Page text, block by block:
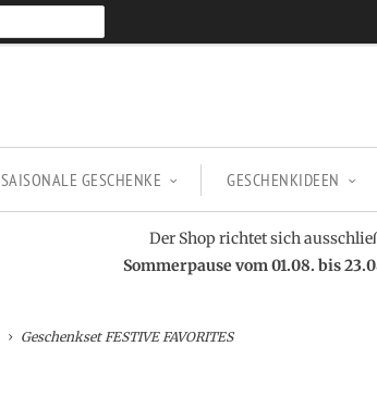
SAISONALE GESCHENKE GESCHENKIDEEN
Der Shop richtet sich
Sommerpause vom 01.08. bis
Geschenkset FESTIVE FAVORITES